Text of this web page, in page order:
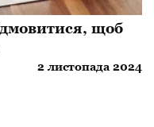
щоб
2 листопада 2024